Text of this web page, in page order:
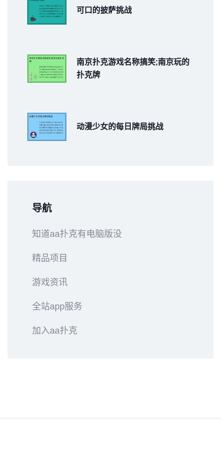
可口的披萨挑战
南京扑克游戏名称搞笑;南京玩的
扑克牌
动漫少女的每日牌局挑战
导航
知道aa扑克有电脑版没
精品项目
游戏资讯
全站app服务
加入aa扑克